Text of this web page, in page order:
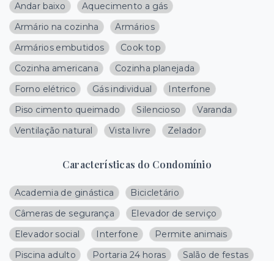
Andar baixo
Aquecimento a gás
Armário na cozinha
Armários
Armários embutidos
Cook top
Cozinha americana
Cozinha planejada
Forno elétrico
Gás individual
Interfone
Piso cimento queimado
Silencioso
Varanda
Ventilação natural
Vista livre Zelador
Características do Condomínio
Academia de ginástica
Bicicletário
Câmeras de segurança
Elevador de serviço
Elevador social
Interfone
Permite animais
Piscina adulto
Portaria 24 horas
Salão de festas